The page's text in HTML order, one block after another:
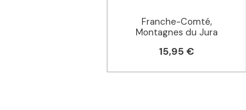
Franche-Comté,
Montagnes du Jura
15,95 €